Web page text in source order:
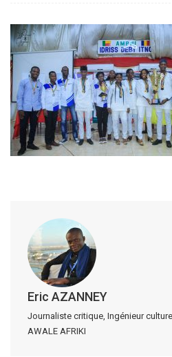
Eric AZANNEY
Journaliste critique, Ingénieur
AWALE AFRIKI